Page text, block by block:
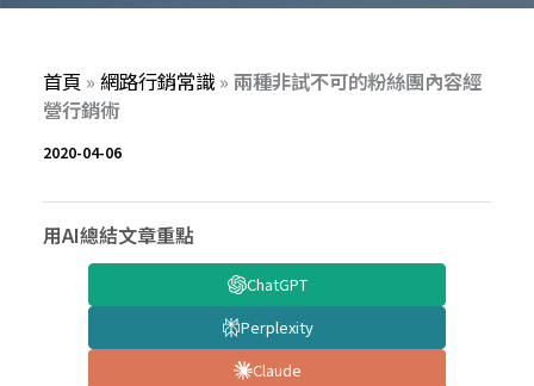
首頁 »網路行銷常識 »兩種非試不可的粉絲團內容經
營行銷術
2020-04-06
用AI總結文章重點
ChatGPT
Perplexity
Claude